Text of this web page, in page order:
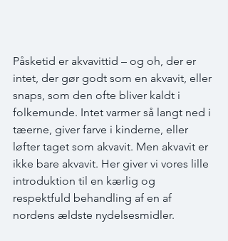
Påsketid er akvavittid – og oh, der er
intet, der gør godt som en akvavit, eller
snaps, som den ofte bliver kaldt i
folkemunde. Intet varmer så langt ned i
tæerne, giver farve i kinderne, eller
løfter taget som akvavit. Men akvavit er
ikke bare akvavit. Her giver vi vores lille
introduktion til en kærlig og
respektfuld behandling af en af
nordens ældste nydelsesmidler.